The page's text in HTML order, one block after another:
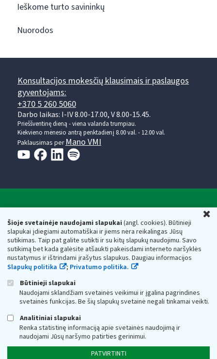
Šioje svetainėje naudojami slapukai(angl. cookies). Būtinieji
slapukai įdiegiami automatiškai ir jiems nėra reikalingas Jūsų
sutikimas. Taip pat galite sutikti ir su kitų slapukų naudojimu. Savo
sutikimą bet kada galėsite atšaukti pakeisdami interneto naršyklės
nustatymus ir ištrindami įrašytus slapukus. Daugiau informacijos
Slapukų politika
; Privatumo politika.
Būtinieji slapukai
Naudojami sklandžiam svetainės veikimui ir įgalina pagrindines
svetainės funkcijas. Be šių slapukų svetainė negali tinkamai veikti.
Analitiniai slapukai
Renka statistinę informaciją apie svetainės naudojimą ir
naudojami Jūsų naršymo patirties gerinimui.
PATVIRTINTI
Ieškome turto savininkų
Nuorodos
Konsultacijos mokesčių klausimais ir paslaugos
gyventojams:
+370 5 260 5060
Darbo laikas: I-IV 8.00-17.00, V 8.00-15.45.
Prieššventinę dieną - viena valanda trumpiau.
Kiekvieno mėnesio antrą penktadienį 8.00 val. - 12.00 val.
Paklausimas per Mano VMI
Respublikos finansų ministerijos
Biudžetinė įstaiga. Juridinio asmens kodas — 188659752,
adresas: Vasario 16-osios g. 14, 01107 Vilnius, Lietuva, el.paštas:
vmi@vmi.lt, E. pristatymo dėžutės adresas 188659752
Duomenys apie Valstybinę mokesčių inspekciją prie Lietuvos
Respublikos finansų ministerijos kaupiami ir saugomi Juridinių